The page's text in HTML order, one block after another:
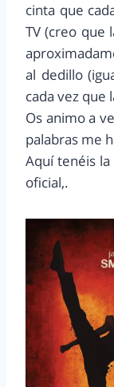
cinta que
TV (creo que
al dedillo
cada vez que
Os animo a
palabras me
Aquí tenéis
oficial,.